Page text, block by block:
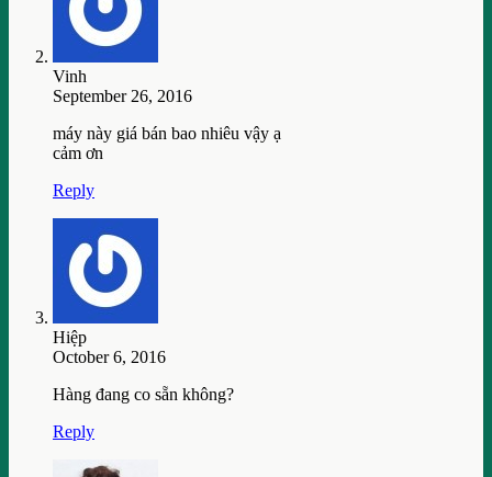
Vinh
September 26, 2016
máy này giá bán bao nhiêu vậy ạ
cảm ơn
Reply
Hiệp
October 6, 2016
Hàng đang co sẵn không?
Reply